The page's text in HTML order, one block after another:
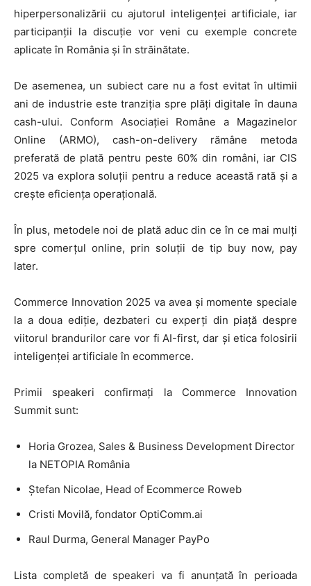
hiperpersonalizării cu ajutorul inteligenței artificiale, iar
participanții la discuție vor veni cu exemple concrete
aplicate în România și în străinătate.
De asemenea, un subiect care nu a fost evitat în ultimii
ani de industrie este tranziția spre plăți digitale în dauna
cash-ului. Conform Asociației Române a Magazinelor
Online (ARMO), cash-on-delivery rămâne metoda
preferată de plată pentru peste 60% din români, iar CIS
2025 va explora soluții pentru a reduce această rată și a
crește eficiența operațională.
În plus, metodele noi de plată aduc din ce în ce mai mulți
spre comerțul online, prin soluții de tip buy now, pay
later.
Commerce Innovation 2025 va avea și momente speciale
la a doua ediție, dezbateri cu experți din piață despre
viitorul brandurilor care vor fi AI-first, dar și etica folosirii
inteligenței artificiale în ecommerce.
Primii speakeri confirmați la Commerce Innovation
Summit sunt:
Horia Grozea, Sales & Business Development Director
la NETOPIA România
Ștefan Nicolae, Head of Ecommerce Roweb
Cristi Movilă, fondator OptiComm.ai
Raul Durma, General Manager PayPo
Lista completă de speakeri va fi anunțată în perioada